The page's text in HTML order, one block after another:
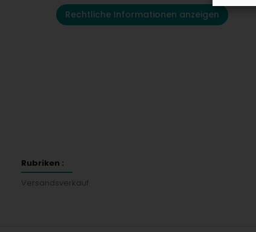
Rechtliche Informationen anzeigen
Rubriken :
Versandsverkauf